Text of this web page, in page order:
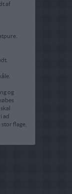
af
og
ad
flage,